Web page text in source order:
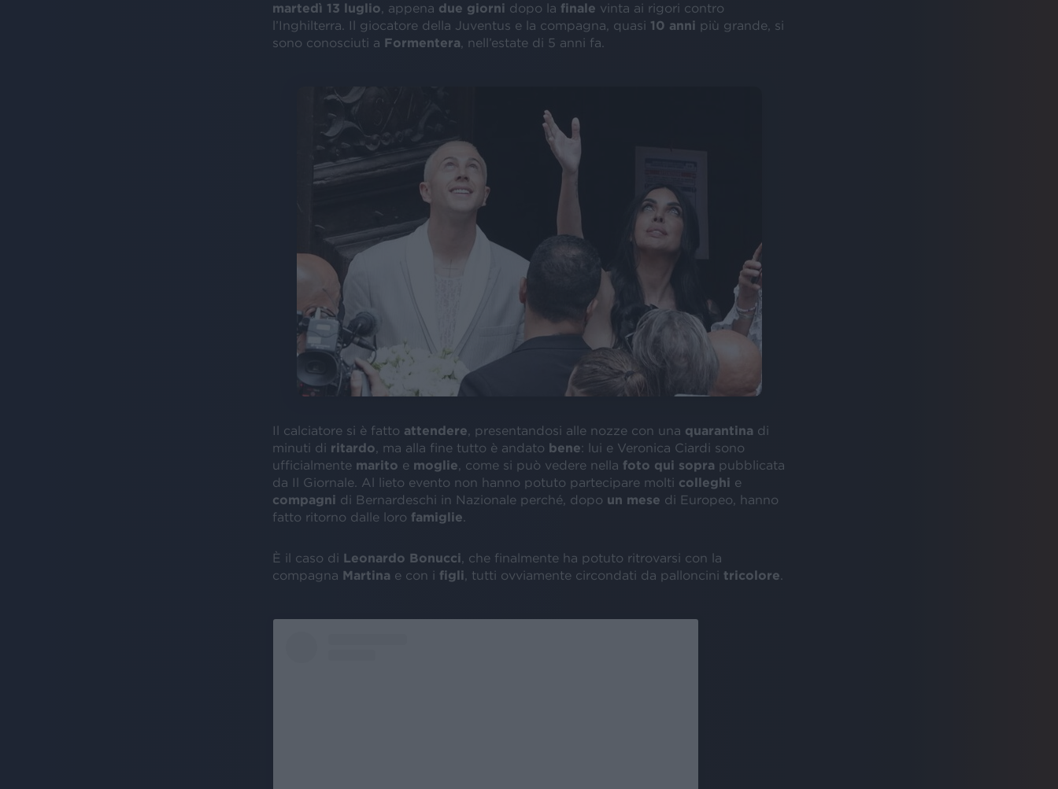
martedì 13 luglio , appena due giorni dopo la finale vinta ai rigori contro
l’Inghilterra. Il giocatore della Juventus e la compagna, quasi 10 anni più grande, si
sono conosciuti a Formentera , nell’estate di 5 anni fa.
Il calciatore si è fatto attendere , presentandosi alle nozze con una quarantina di
minuti di ritardo , ma alla fine tutto è andato bene: lui e Veronica Ciardi sono
ufficialmente marito e moglie , come si può vedere nella foto qui sopra pubblicata
da Il Giornale. Al lieto evento non hanno potuto partecipare molti colleghi e
compagni di Bernardeschi in Nazionale perché, dopo un mese di Europeo, hanno
fatto ritorno dalle loro famiglie
È il caso di Leonardo Bonucci , che finalmente ha potuto ritrovarsi con la
compagna Martina e con i figli , tutti ovviamente circondati da palloncini tricolore